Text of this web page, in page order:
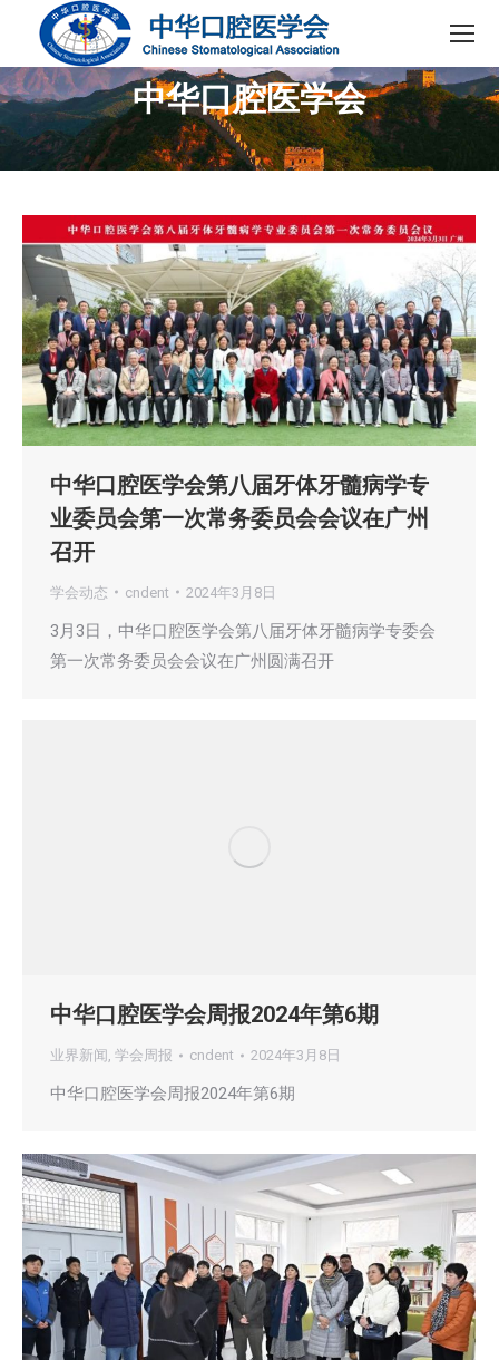
中华口腔医学会
您在这里：
中华口腔医学会第八届牙体牙髓病学专
业委员会第一次常务委员会会议在广州
召开
学会动态 cndent 2024年3月8日
3月3日，中华口腔医学会第八届牙体牙髓病学专委会
第一次常务委员会会议在广州圆满召开
中华口腔医学会周报2024年第6期
业界新闻 , 学会周报 cndent 2024年3月8日
中华口腔医学会周报2024年第6期